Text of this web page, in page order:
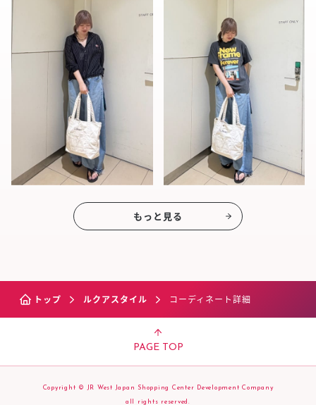
もっと見る
トップ ルクアスタイル コーディネート詳細
PAGE TOP
Copyright © JR West Japan Shopping Center Development Company
all rights reserved.